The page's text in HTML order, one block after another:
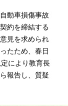
動車損傷事故
約を締結する
見を求められ
たため、春日
により教育長
報告し、質疑